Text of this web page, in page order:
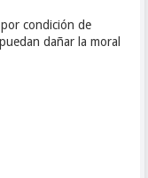
condición de
dañar la moral